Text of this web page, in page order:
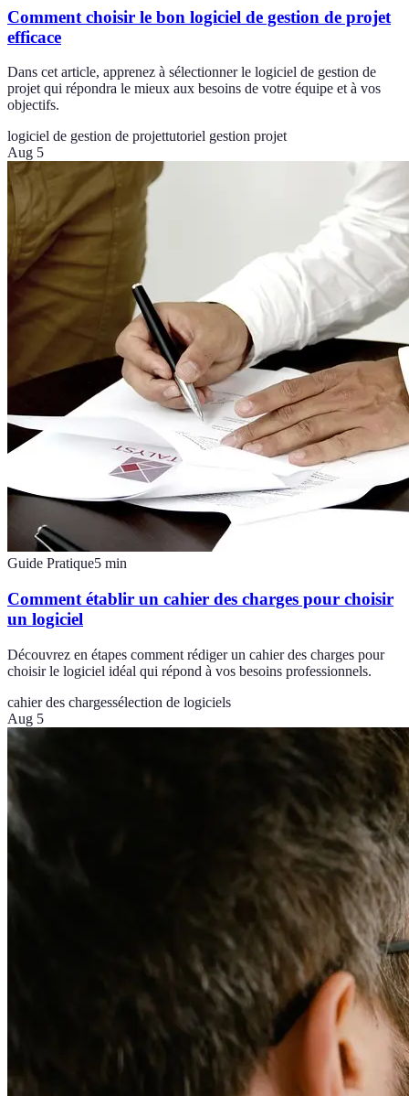
Comment choisir le bon logiciel de gestion de projet
efficace
Dans cet article, apprenez à sélectionner le logiciel de gestion de
projet qui répondra le mieux aux besoins de votre équipe et à vos
objectifs.
logiciel de gestion de projettutoriel gestion projet
Aug 5
Guide Pratique5 min
Comment établir un cahier des charges pour choisir
un logiciel
Découvrez en étapes comment rédiger un cahier des charges pour
choisir le logiciel idéal qui répond à vos besoins professionnels.
cahier des chargessélection de logiciels
Aug 5